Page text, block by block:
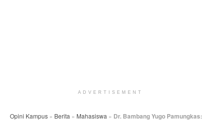
ADVERTISEMENT
Opini Kampus » Berita » Mahasiswa » Dr. Bambang Yugo Pamungkas: